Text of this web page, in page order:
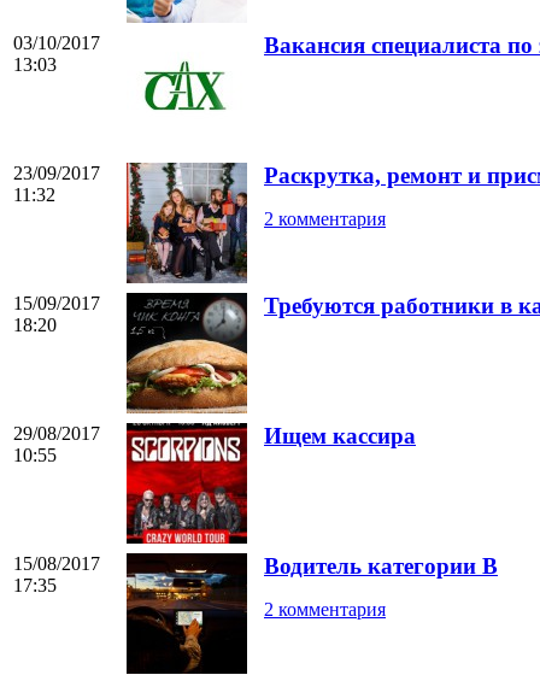
03/10/2017
13:03
Вакансия специалиста
23/09/2017
11:32
Раскрутка, ремонт и
2 комментария
15/09/2017
18:20
Требуются работники в
29/08/2017
10:55
Ищем кассира
15/08/2017
17:35
Водитель категории В
2 комментария